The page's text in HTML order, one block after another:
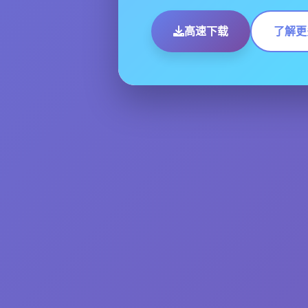
高速下载 了解